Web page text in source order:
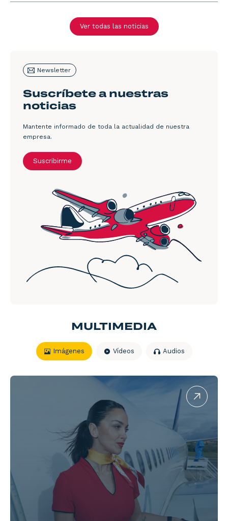
Ver todas las noticias
Newsletter
Suscríbete a nuestras
noticias
Mantente informado de toda la actualidad de nuestra
empresa.
Suscribirme
MULTIMEDIA
Imágenes Vídeos Audios